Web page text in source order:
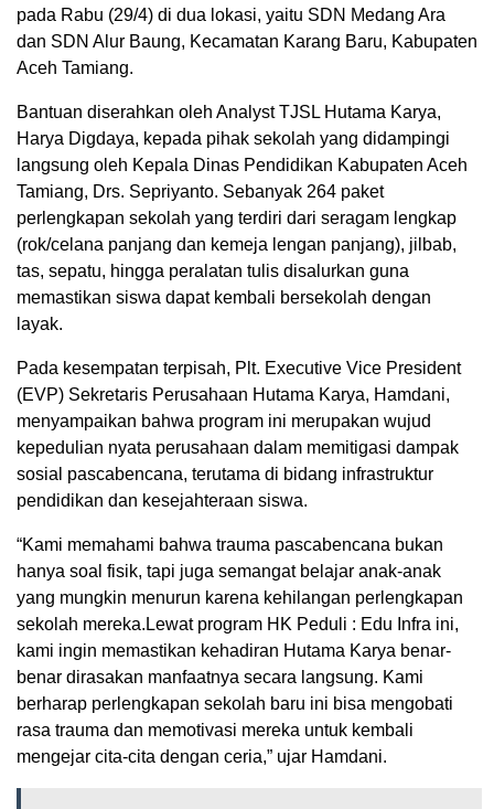
pada Rabu (29/4) di dua lokasi, yaitu SDN Medang Ara
dan SDN Alur Baung, Kecamatan Karang Baru, Kabupaten
Aceh Tamiang.
Bantuan diserahkan oleh Analyst TJSL Hutama Karya,
Harya Digdaya, kepada pihak sekolah yang didampingi
langsung oleh Kepala Dinas Pendidikan Kabupaten Aceh
Tamiang, Drs. Sepriyanto. Sebanyak 264 paket
perlengkapan sekolah yang terdiri dari seragam lengkap
(rok/celana panjang dan kemeja lengan panjang), jilbab,
tas, sepatu, hingga peralatan tulis disalurkan guna
memastikan siswa dapat kembali bersekolah dengan
layak.
Pada kesempatan terpisah, Plt. Executive Vice President
(EVP) Sekretaris Perusahaan Hutama Karya, Hamdani,
menyampaikan bahwa program ini merupakan wujud
kepedulian nyata perusahaan dalam memitigasi dampak
sosial pascabencana, terutama di bidang infrastruktur
pendidikan dan kesejahteraan siswa.
“Kami memahami bahwa trauma pascabencana bukan
hanya soal fisik, tapi juga semangat belajar anak-anak
yang mungkin menurun karena kehilangan perlengkapan
sekolah mereka.Lewat program HK Peduli : Edu Infra ini,
kami ingin memastikan kehadiran Hutama Karya benar-
benar dirasakan manfaatnya secara langsung. Kami
berharap perlengkapan sekolah baru ini bisa mengobati
rasa trauma dan memotivasi mereka untuk kembali
mengejar cita-cita dengan ceria,” ujar Hamdani.